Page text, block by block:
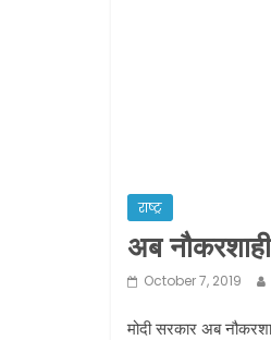
राष्ट्र
अब
October 7, 2019
मोदी सरकार अब